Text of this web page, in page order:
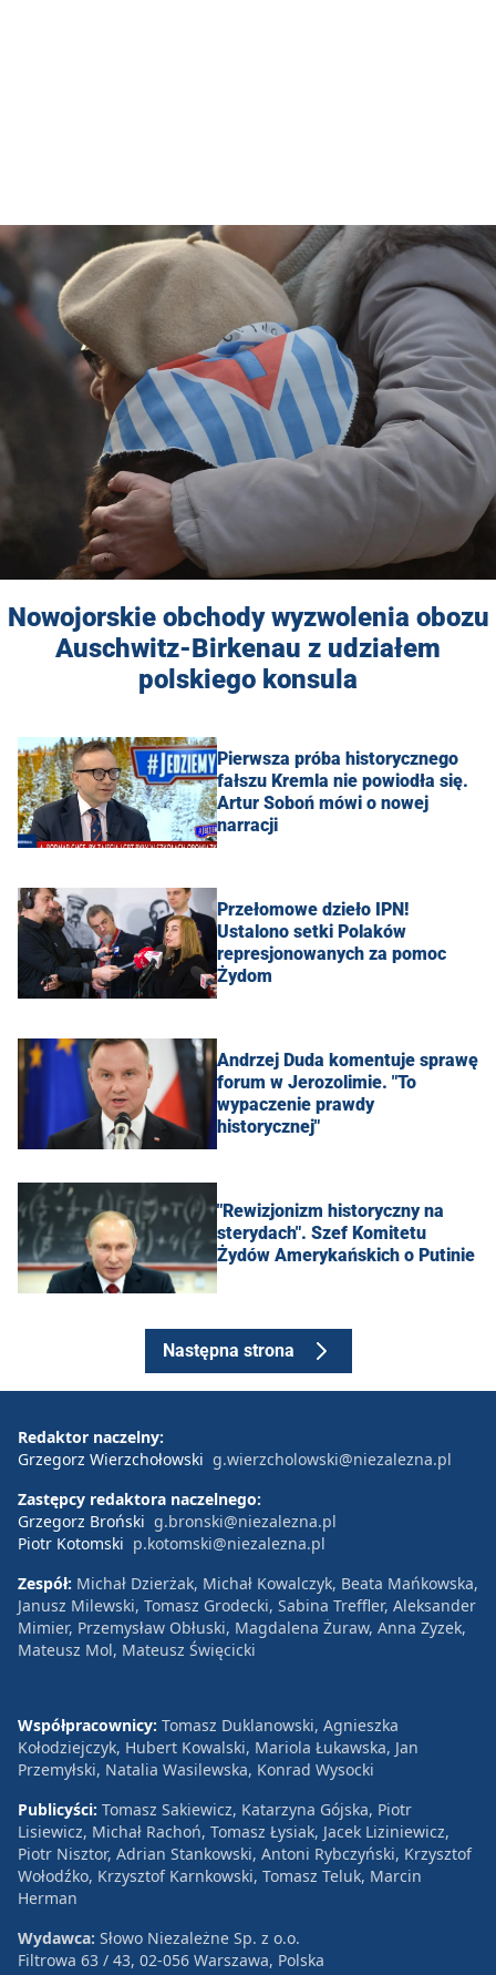
Nowojorskie obchody wyzwolenia obozu
Auschwitz-Birkenau z udziałem
polskiego konsula
Pierwsza próba historycznego
fałszu Kremla nie powiodła się.
Artur Soboń mówi o nowej
narracji
Przełomowe dzieło IPN!
Ustalono setki Polaków
represjonowanych za pomoc
Żydom
Andrzej Duda komentuje sprawę
forum w Jerozolimie. "To
wypaczenie prawdy
historycznej"
"Rewizjonizm historyczny na
sterydach". Szef Komitetu
Żydów Amerykańskich o Putinie
Następna strona
Redaktor naczelny:
Grzegorz Wierzchołowski g.wierzcholowski@niezalezna.pl
Zastępcy redaktora naczelnego:
Grzegorz Broński g.bronski@niezalezna.pl
Piotr Kotomski p.kotomski@niezalezna.pl
Zespół: Michał Dzierżak, Michał Kowalczyk, Beata Mańkowska,
Janusz Milewski, Tomasz Grodecki, Sabina Treffler, Aleksander
Mimier, Przemysław Obłuski, Magdalena Żuraw, Anna Zyzek,
Mateusz Mol, Mateusz Święcicki
Współpracownicy: Tomasz Duklanowski, Agnieszka
Kołodziejczyk, Hubert Kowalski, Mariola Łukawska, Jan
Przemyłski, Natalia Wasilewska, Konrad Wysocki
Publicyści: Tomasz Sakiewicz, Katarzyna Gójska, Piotr
Lisiewicz, Michał Rachoń, Tomasz Łysiak, Jacek Liziniewicz,
Piotr Nisztor, Adrian Stankowski, Antoni Rybczyński, Krzysztof
Wołodźko, Krzysztof Karnkowski, Tomasz Teluk, Marcin
Herman
Wydawca: Słowo Niezależne Sp. z o.o.
Filtrowa 63 / 43, 02-056 Warszawa, Polska